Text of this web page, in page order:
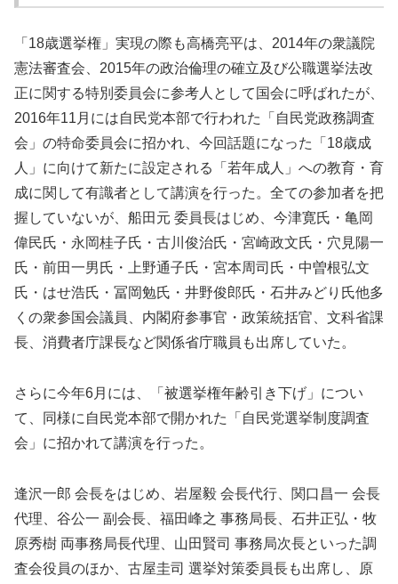
「18歳選挙権」実現の際も高橋亮平は、2014年の衆議院
憲法審査会、2015年の政治倫理の確立及び公職選挙法改
正に関する特別委員会に参考人として国会に呼ばれたが、
2016年11月には自民党本部で行われた「自民党政務調査
会」の特命委員会に招かれ、今回話題になった「18歳成
人」に向けて新たに設定される「若年成人」への教育・育
成に関して有識者として講演を行った。全ての参加者を把
握していないが、船田元 委員長はじめ、今津寛氏・亀岡
偉民氏・永岡桂子氏・古川俊治氏・宮崎政文氏・穴見陽一
氏・前田一男氏・上野通子氏・宮本周司氏・中曽根弘文
氏・はせ浩氏・冨岡勉氏・井野俊郎氏・石井みどり氏他多
くの衆参国会議員、内閣府参事官・政策統括官、文科省課
長、消費者庁課長など関係省庁職員も出席していた。
さらに今年6月には、「被選挙権年齢引き下げ」につい
て、同様に自民党本部で開かれた「自民党選挙制度調査
会」に招かれて講演を行った。
逢沢一郎 会長をはじめ、岩屋毅 会長代行、関口昌一 会長
代理、谷公一 副会長、福田峰之 事務局長、石井正弘・牧
原秀樹 両事務局長代理、山田賢司 事務局次長といった調
査会役員のほか、古屋圭司 選挙対策委員長も出席し、原